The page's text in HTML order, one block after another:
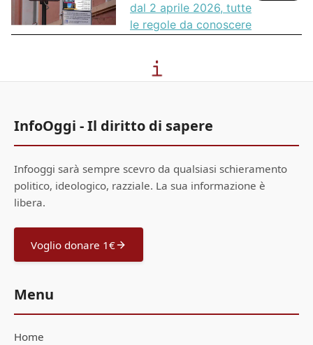
dal 2 aprile 2026, tutte
le regole da conoscere
InfoOggi - Il diritto di sapere
Infooggi sarà sempre scevro da qualsiasi schieramento
politico, ideologico, razziale. La sua informazione è
libera.
Voglio donare 1€
Menu
Home